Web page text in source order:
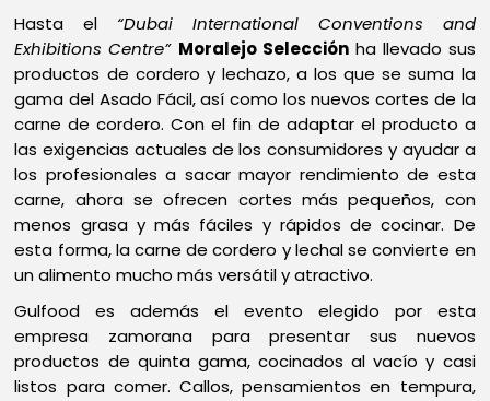
Hasta el “Dubai International Conventions and
Exhibitions Centre” Moralejo Selecciónha llevado sus
productos de cordero y lechazo, a los que se suma la
gama del Asado Fácil, así como los nuevos cortes de la
carne de cordero. Con el fin de adaptar el producto a
las exigencias actuales de los consumidores y ayudar a
los profesionales a sacar mayor rendimiento de esta
carne, ahora se ofrecen cortes más pequeños, con
menos grasa y más fáciles y rápidos de cocinar. De
esta forma, la carne de cordero y lechal se convierte en
un alimento mucho más versátil y atractivo.
Gulfood es además el evento elegido por esta
empresa zamorana para presentar sus nuevos
productos de quinta gama, cocinados al vacío y casi
listos para comer. Callos, pensamientos en tempura,